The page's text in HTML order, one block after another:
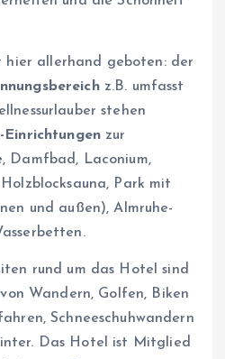
allerhand geboten: der
z.B. umfasst
stehen
Einrichtungen zur
Damfbad, Laconium,
Holzblocksauna, Park mit
und außen), Almruhe-
rund um das Hotel sind
Wandern, Golfen, Biken
Schneeschuhwandern
Das Hotel ist Mitglied